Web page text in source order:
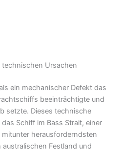
technischen Ursachen
ein mechanischer Defekt das
beeinträchtigte und
setzte. Dieses technische
Schiff im Bass Strait, einer
herausforderndsten
Festland und